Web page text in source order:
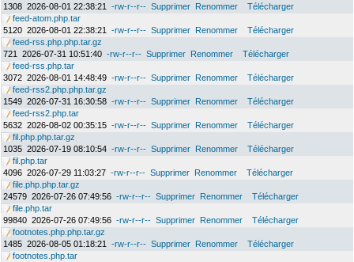
1308 2026-08-01 22:38:21 -rw-r--r-- Supprimer Renommer
Télécharger
feed-atom.php.tar
5120 2026-08-01 22:38:21 -rw-r--r-- Supprimer Renommer
Télécharger
feed-rss.php.php.tar.gz
721
2026-07-31 10:51:40 -rw-r--r-- Supprimer Renommer
Télécharger
feed-rss.php.tar
3072 2026-08-01 14:48:49 -rw-r--r-- Supprimer Renommer
Télécharger
feed-rss2.php.php.tar.gz
1549 2026-07-31 16:30:58 -rw-r--r-- Supprimer Renommer
Télécharger
feed-rss2.php.tar
5632 2026-08-02 00:35:15 -rw-r--r-- Supprimer Renommer
Télécharger
fil.php.php.tar.gz
1035 2026-07-19 08:10:54 -rw-r--r-- Supprimer Renommer
Télécharger
fil.php.tar
4096 2026-07-29 11:03:27 -rw-r--r-- Supprimer Renommer
Télécharger
file.php.php.tar.gz
24579 2026-07-26 07:49:56 -rw-r--r-- Supprimer Renommer
Télécharger
file.php.tar
99840 2026-07-26 07:49:56 -rw-r--r-- Supprimer Renommer
Télécharger
footnotes.php.php.tar.gz
1485 2026-08-05 01:18:21 -rw-r--r-- Supprimer Renommer
Télécharger
footnotes.php.tar